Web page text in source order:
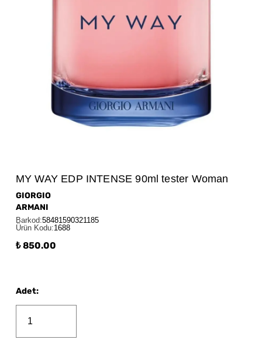
MY WAY EDP INTENSE 90ml tester Woman
GIORGIO
ARMANI
Barkod:58481590321185
Ürün Kodu:1688
₺ 850.00
Adet: